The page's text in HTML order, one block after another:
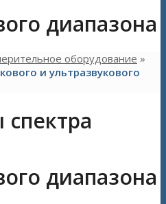
диапазона
оборудование »
и ультразвукового
диапазона